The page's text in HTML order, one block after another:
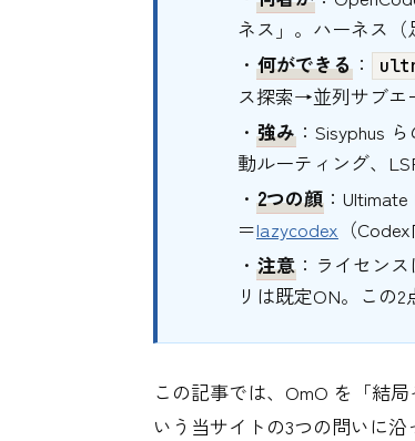
ネス」。ハーネス（
・ 何ができる ：
ス探索→並列サブエ
・ 強み ：Sisyphus
動ルーティング、
・ 2つの顔 ：
＝lazycodex （
・ 注意 ：ライセン
リは既定ON。この2
この記事では、OmO を「結
いう当サイトの3つの問いに